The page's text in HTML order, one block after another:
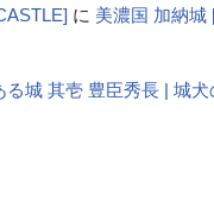
に 美濃国 加納城
る城 其壱 豊臣秀長 | 城